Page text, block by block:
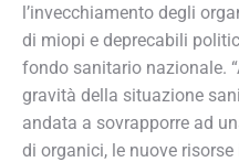
l’invecchiamento degli
di miopi e deprecabili
fondo sanitario nazionale.
gravità della situazione
andata a sovrapporre ad
di organici, le nuove